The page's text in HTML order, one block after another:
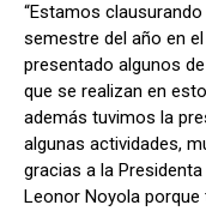
“Estamos
semestre del año en
presentado algunos
que se realizan en
además tuvimos la
algunas actividades,
gracias a la Presidenta
Leonor Noyola